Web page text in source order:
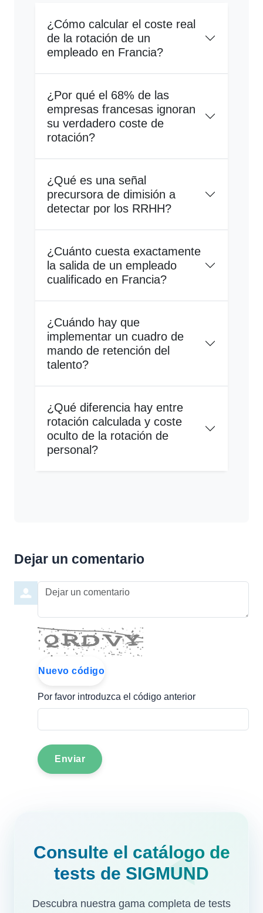
¿Cómo calcular el coste real
de la rotación de un
empleado en Francia?
¿Por qué el 68% de las
empresas francesas ignoran
su verdadero coste de
rotación?
¿Qué es una señal
precursora de dimisión a
detectar por los RRHH?
¿Cuánto cuesta exactamente
la salida de un empleado
cualificado en Francia?
¿Cuándo hay que
implementar un cuadro de
mando de retención del
talento?
¿Qué diferencia hay entre
rotación calculada y coste
oculto de la rotación de
personal?
Dejar un comentario
Dejar un comentario
Nuevo código
Por favor introduzca el código anterior
Enviar
Consulte el catálogo de
tests de SIGMUND
Descubra nuestra gama completa de tests